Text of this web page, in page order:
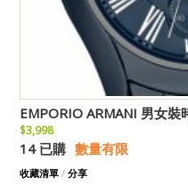
EMPORIO ARMANI 男女裝
$3,998
14 已購 數量有限
收藏清單 / 分享